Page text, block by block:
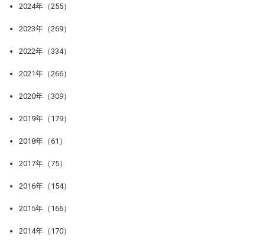
2024年（255）
2023年（269）
2022年（334）
2021年（266）
2020年（309）
2019年（179）
2018年（61）
2017年（75）
2016年（154）
2015年（166）
2014年（170）